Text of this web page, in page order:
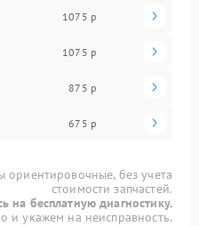
1075 р
1075 р
875 р
675 р
ориентировочные, без учета
стоимости запчастей.
на бесплатную диагностику.
и укажем на неисправность.